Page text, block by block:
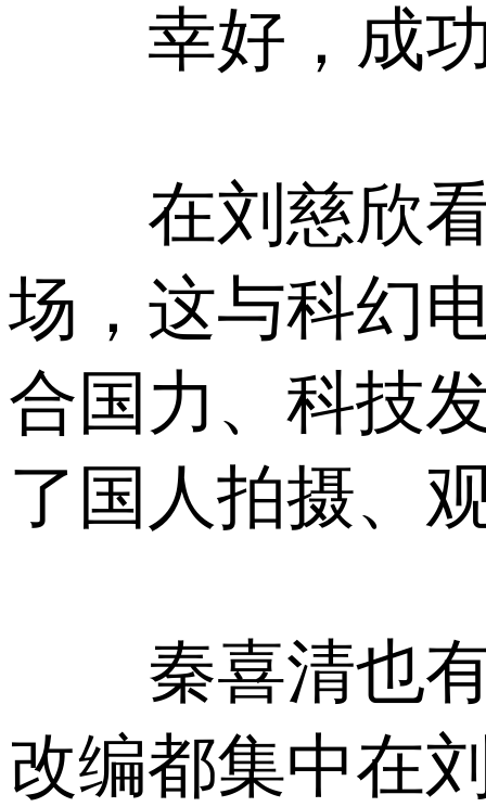
幸好，成功
在刘慈欣看
场，这与科幻
合国力、科技
了国人拍摄、
秦喜清也有
改编都集中在